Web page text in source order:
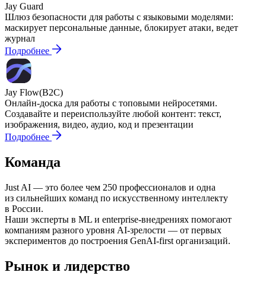
Jay Guard
Шлюз безопасности для работы с языковыми моделями:
маскирует персональные данные, блокирует атаки, ведет
журнал
Подробнее
Jay Flow(B2C)
Онлайн-доска для работы с топовыми нейросетями.
Создавайте и переиспользуйте любой контент: текст,
изображения, видео, аудио, код и презентации
Подробнее
Команда
Just AI — это более чем 250 профессионалов и одна
из сильнейших команд по искусственному интеллекту
в России.
Наши эксперты в ML и enterprise-внедрениях помогают
компаниям разного уровня AI-зрелости — от первых
экспериментов до построения GenAI-first организаций.
Рынок и лидерство